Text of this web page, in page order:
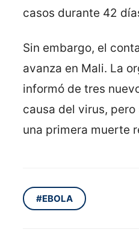
casos durante 42
Sin embargo, el
avanza en Mali. La
informó de tres
causa del virus,
una primera muerte
#EBOLA